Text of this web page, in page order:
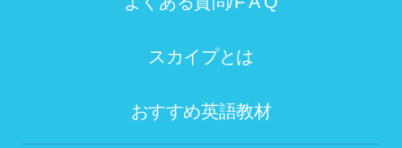
スカイプとは
おすすめ英語教材